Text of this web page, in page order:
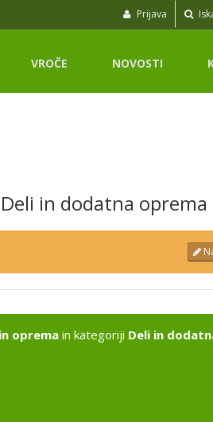
Prijava
VROČE NOVOSTI
in dodatna oprema
oprema in kategoriji Deli in